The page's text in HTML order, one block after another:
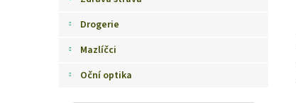
Drogerie
Mazlíčci
Oční optika